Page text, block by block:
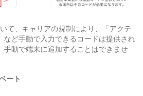
て、キャリアの規制により、「アクテ
など手動で入力できるコードは提供され
手動で端末に追加することはできませ
ート